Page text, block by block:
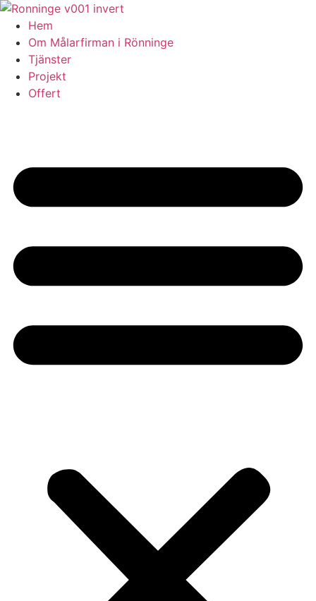
Skip
content
Hem
Om Målarfirman i Rönninge
Tjänster
Projekt
Offert